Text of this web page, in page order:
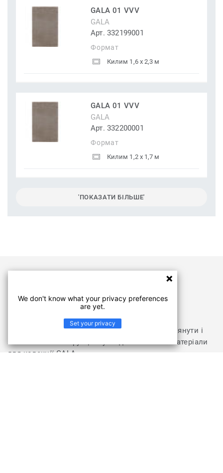
GALA 01 VVV
GALA
Арт. 332199001
Формат
Килим 1,6 x 2,3 м
GALA 01 VVV
GALA
Арт. 332200001
Формат
Килим 1,2 x 1,7 м
'ПОКАЗАТИ БІЛЬШЕ'
Відвідайте розділ з документами, щоб переглянути і
завантажити інструкції з укладання та інші матеріали
для колекції GALA
We don't know what your privacy preferences
are yet.
Set your privacy